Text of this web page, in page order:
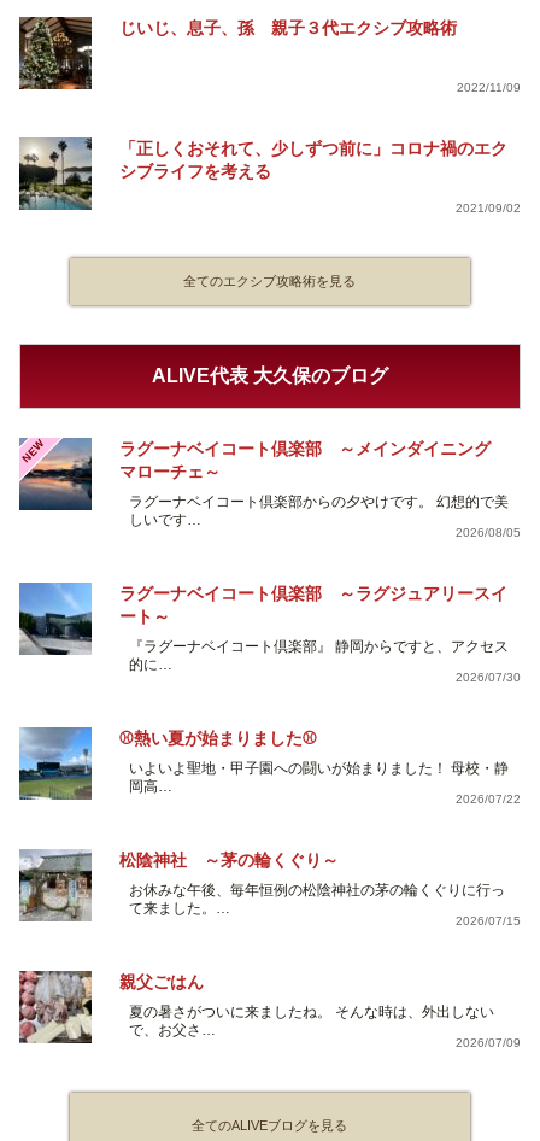
じいじ、息子、孫 親子３代エクシブ攻略術
2022/11/09
「正しくおそれて、少しずつ前に」コロナ禍のエク
シブライフを考える
2021/09/02
全てのエクシブ攻略術を見る
ALIVE代表 大久保のブログ
NEW
ラグーナベイコート倶楽部 ～メインダイニング
マローチェ～
ラグーナベイコート倶楽部からの夕やけです。 幻想的で美
しいです…
2026/08/05
ラグーナベイコート倶楽部 ～ラグジュアリースイ
ート～
『ラグーナベイコート倶楽部』 静岡からですと、アクセス
的に…
2026/07/30
⚾熱い夏が始まりました⚾
いよいよ聖地・甲子園への闘いが始まりました！ 母校・静
岡高…
2026/07/22
松陰神社 ～茅の輪くぐり～
お休みな午後、毎年恒例の松陰神社の茅の輪くぐりに行っ
て来ました。…
2026/07/15
親父ごはん
夏の暑さがついに来ましたね。 そんな時は、外出しない
で、お父さ…
2026/07/09
全てのALIVEブログを見る